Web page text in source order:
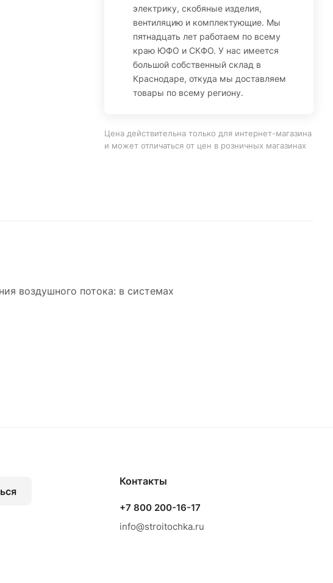
электрику, скобяные изделия,
вентиляцию и комплектующие. Мы
пятнадцать лет работаем по всему
краю ЮФО и СКФО. У нас имеется
большой собственный склад в
Краснодаре, откуда мы доставляем
товары по всему региону.
Цена действительна только для интернет-магазина
и может отличаться от цен в розничных магазинах
воздушного потока: в системах
Контакты
+7 800 200-16-17
info@stroitochka.ru